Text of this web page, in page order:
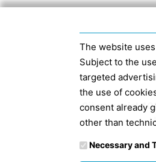
Siège social
The website uses
Subject to the
targeted
the use of
consent already
other than
Necessary and